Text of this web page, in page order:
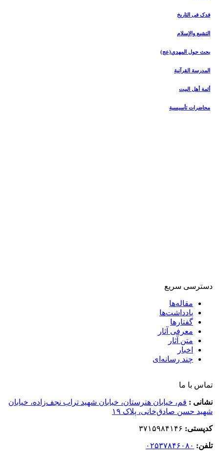
فدک فی التاریخ
التشیع والإسلام
بحث حول المهدي(عج)
المدرسة القرآنیة
أئمة أهل البیت
محاضرات تأسیسیة
دسترسی سریع
مقاله‌ها
یادداشت‌ها
گفتارها
معرفی آثار
متن آثار
اخبار
چند رسانه‌ای
تماس با ما
نشانی : قم، خیابان هنرستان، خیابان شهید تراب نجف‌زاده، خیابان
شهید حسن صادق‌خانی، پلاک ١٩
کدپستی:
تلفن: ۰۲۵۳۷۸۴۶۰۸۰